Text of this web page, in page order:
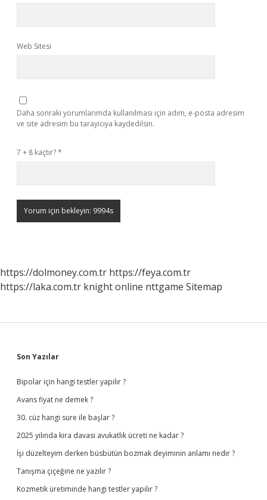
Web Sitesi
Daha sonraki yorumlarımda kullanılması için adım, e-posta adresim
ve site adresim bu tarayıcıya kaydedilsin.
7 + 8 kaçtır?*
https://dolmoney.com.tr https://feya.com.tr
https://laka.com.tr knight online nttgame Sitemap
Sidebar
Son Yazılar
Bipolar için hangi testler yapılır ?
Avans fiyat ne demek ?
30. cüz hangi sure ile başlar ?
2025 yılında kira davası avukatlık ücreti ne kadar ?
İşi düzelteyim derken büsbütün bozmak deyiminin anlamı nedir ?
Tanışma çiçeğine ne yazılır ?
Kozmetik üretiminde hangi testler yapılır ?